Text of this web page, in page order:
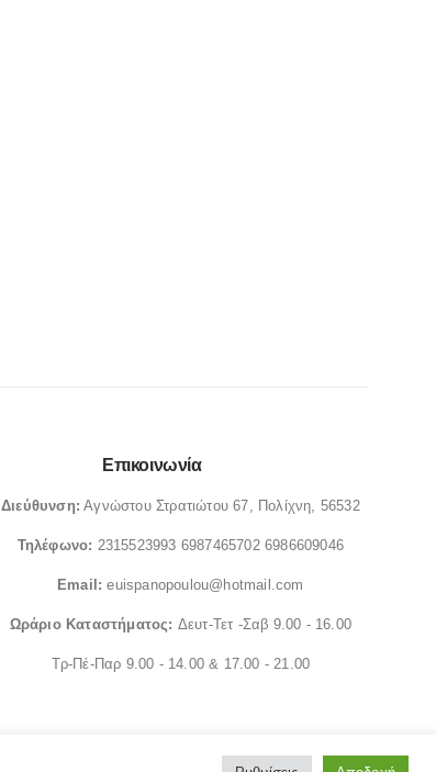
Επικοινωνία
Διεύθυνση: Αγνώστου Στρατιώτου 67, Πολίχνη, 56532
Τηλέφωνο: 2315523993 6987465702 6986609046
Email:euispanopoulou@hotmail.com
Ωράριο Καταστήματος: Δευτ-Τετ -Σαβ 9.00 - 16.00
Τρ-Πέ-Παρ 9.00 - 14.00 & 17.00 - 21.00